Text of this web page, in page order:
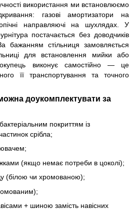
використання ми встановлюємо
газові амортизатори на
направляючі на шухлядах. У
постачається без доводчиків
бажанням стільниця замовляється
для встановлення мийки або
виконує самостійно — це
її транспортування та точного
доукомплектувати за
срібла;
(якщо немає потреби в цоколі);
(білою чи хромованою);